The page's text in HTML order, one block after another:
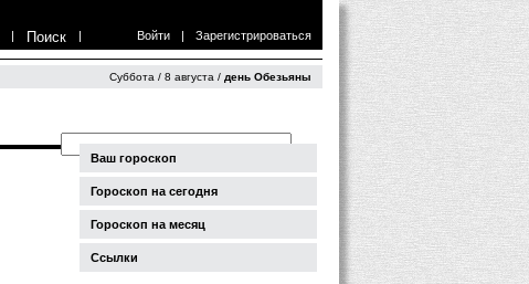
| Поиск | Войти | Зарегистрироваться
Суббота / 8 августа / день Обезьяны
Ваш гороскоп
Гороскоп на сегодня
Гороскоп на месяц
Ссылки